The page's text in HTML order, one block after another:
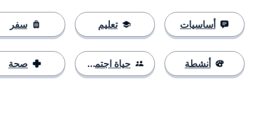
أساسيات
أنشطة
تعليم
حياة اجتماعية
سفر
صحة